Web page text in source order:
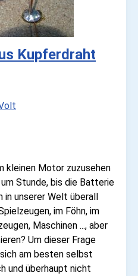
Kupferdraht
kleinen Motor zuzusehen
Stunde, bis die Batterie
unserer Welt überall
im Föhn, im
Maschinen ..., aber
Um dieser Frage
am besten selbst
und überhaupt nicht